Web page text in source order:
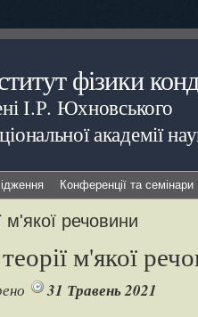
фізики
І.Р. Юхновського
академії
Конференції та семінари
м'якої речовини
м'якої
31 Травень 2021